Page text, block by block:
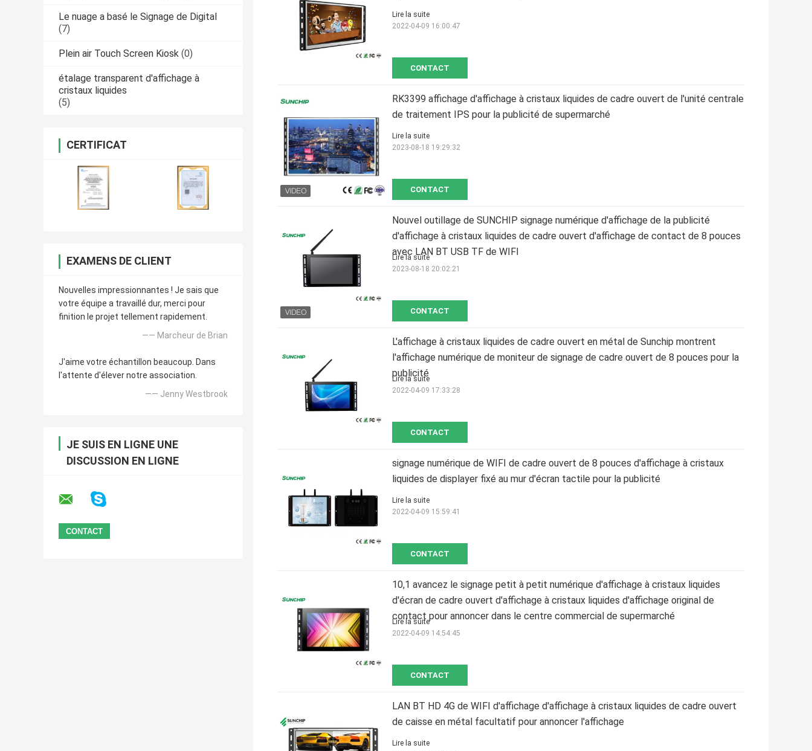
Le nuage a basé le Signage de Digital
(7)
Plein air Touch Screen Kiosk (0)
étalage transparent d'affichage à
cristaux liquides
(5)
CERTIFICAT
EXAMENS DE CLIENT
Nouvelles impressionnantes ! Je sais que
votre équipe a travaillé dur, merci pour
finition le projet tellement rapidement.
—— Marcheur de Brian
J'aime votre échantillon beaucoup. Dans
l'attente d'élever notre association.
—— Jenny Westbrook
JE SUIS EN LIGNE UNE
DISCUSSION EN LIGNE
CONTACT
Lire la suite
2022-04-09 16:00:47
RK3399 affichage d'affichage à cristaux liquides de cadre ouvert de l'unité centrale
de traitement IPS pour la publicité de supermarché
CONTACT
Lire la suite
2023-08-18 19:29:32
Nouvel outillage de SUNCHIP signage numérique d'affichage de la publicité
d'affichage à cristaux liquides de cadre ouvert d'affichage de contact de 8 pouces
avec LAN BT USB TF de WIFI
CONTACT
Lire la suite
2023-08-18 20:02:21
L'affichage à cristaux liquides de cadre ouvert en métal de Sunchip montrent
l'affichage numérique de moniteur de signage de cadre ouvert de 8 pouces pour la
publicité
CONTACT
Lire la suite
2022-04-09 17:33:28
signage numérique de WIFI de cadre ouvert de 8 pouces d'affichage à cristaux
liquides de displayer fixé au mur d'écran tactile pour la publicité
CONTACT
Lire la suite
2022-04-09 15:59:41
10,1 avancez le signage petit à petit numérique d'affichage à cristaux liquides
d'écran de cadre ouvert d'affichage à cristaux liquides d'affichage original de
contact pour annoncer dans le centre commercial de supermarché
CONTACT
Lire la suite
2022-04-09 14:54:45
LAN BT HD 4G de WIFI d'affichage d'affichage à cristaux liquides de cadre ouvert
de caisse en métal facultatif pour annoncer l'affichage
Lire la suite